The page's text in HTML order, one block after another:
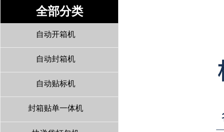
全部分类
自动开箱机
自动封箱机
自动贴标机
封箱贴单一体机